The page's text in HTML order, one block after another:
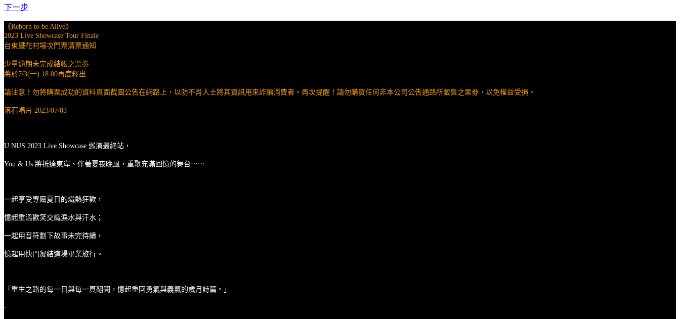
下一步
《Reborn to be Alive》
2023 Live Showcase Tour Finale
台東鐵花村場次門票清票通知
少量逾期未完成結帳之票劵
將於7/3(一) 18:00再度釋出
請注意！勿將購票成功的資料頁面截圖公告在網路上，以防不肖人士將其資訊用來詐騙消費者。再次提醒！請勿購買任何非本公司公告通路所販售之票劵，以免權益受損。
滾石唱片 2023/07/03
U:NUS 2023 Live Showcase 巡演最終站，
You & Us 將抵達東岸、伴著夏夜晚風，重聚充滿回憶的舞台⋯⋯
一起享受專屬夏日的熾熱狂歡，
憶起重溫歡笑交織淚水與汗水；
一起用音符劃下故事未完待續，
憶起用快門凝結這場畢業旅行。
「重生之路的每一日與每一頁翻閱，憶起重回勇氣與義氣的歲月詩篇。」
-